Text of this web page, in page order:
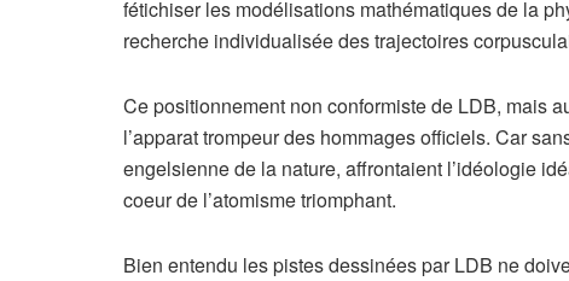
fétichiser les modélisations mathématiques de la
recherche individualisée des trajectoires
Ce positionnement non conformiste de LDB, mais
l’apparat trompeur des hommages officiels. Car
engelsienne de la nature, affrontaient l’idéologie
coeur de l’atomisme triomphant.
Bien entendu les pistes dessinées par LDB ne